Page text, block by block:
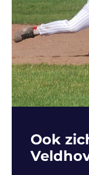
Ook